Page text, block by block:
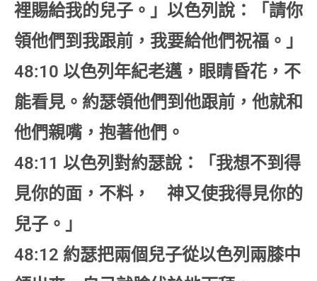
裡賜給我的兒子。」以色列說：「請你
領他們到我跟前，我要給他們祝福。」
48:10 以色列年紀老邁，眼睛昏花，不
能看見。約瑟領他們到他跟前，他就和
他們親嘴，抱著他們。
48:11 以色列對約瑟說：「我想不到得
見你的面，不料， 神又使我得見你的
兒子。」
48:12 約瑟把兩個兒子從以色列兩膝中